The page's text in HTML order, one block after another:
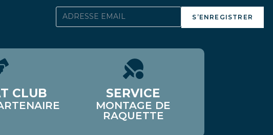
S’ENREGISTRER
CLUB SERVICE
MONTAGE DE
RAQUETTE